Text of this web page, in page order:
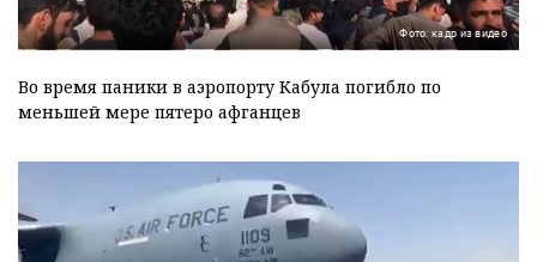
Фото: кадр из видео
Во время паники в аэропорту Кабула погибло по
меньшей мере пятеро афганцев